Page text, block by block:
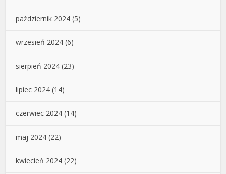
październik 2024 (5)
wrzesień 2024 (6)
sierpień 2024 (23)
lipiec 2024 (14)
czerwiec 2024 (14)
maj 2024 (22)
kwiecień 2024 (22)